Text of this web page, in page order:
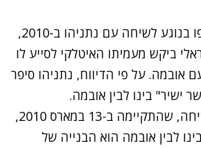
לפי הפרטים שנחשפו בנוגע לשיחה עם נתניהו ב-2010,
ביקש מעמיתו האיטלקי לסייע לו
על פי הדיווח, נתניהו סיפר
ישיר" בינו לבין אובמה.
עוד אמר נתניהו בשיחה, שהתקיימה ב-13 במארס 2010,
לבין אובמה הוא הבנייה של